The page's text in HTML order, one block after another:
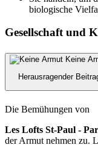
biologische
Gesellschaft und
Keine
Herausragender
Die Bemühungen von
Les Lofts St-Paul -
der Armut nehmen zu.